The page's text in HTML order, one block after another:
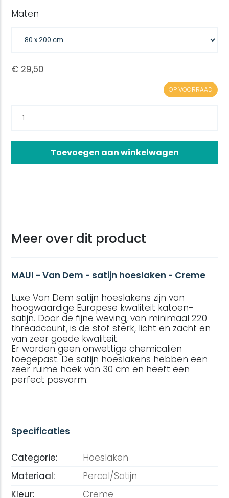
Maten
OP VOORRAAD
Toevoegen aan winkelwagen
Meer over dit product
MAUI - Van Dem - satijn hoeslaken - Creme
Luxe Van Dem satijn hoeslakens zijn van
hoogwaardige Europese kwaliteit katoen-
satijn. Door de fijne weving, van minimaal 220
threadcount, is de stof sterk, licht en zacht en
van zeer goede kwaliteit.
Er worden geen onwettige chemicaliën
toegepast. De satijn hoeslakens hebben een
zeer ruime hoek van 30 cm en heeft een
perfect pasvorm.
Specificaties
Categorie:
Hoeslaken
Materiaal:
Percal/Satijn
Kleur:
Creme